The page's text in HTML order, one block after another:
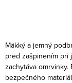
Mäkký a jemný
pred zašpinením pri
zachytáva
bezpečného